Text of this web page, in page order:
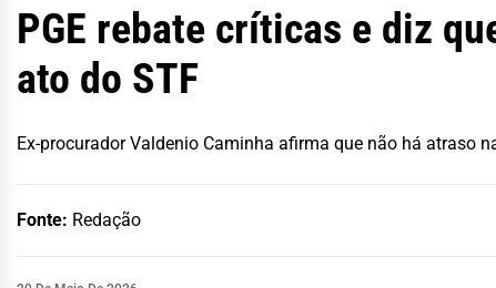
PGE rebate críticas e diz
ato do STF
Ex-procurador Valdenio Caminha afirma que não há atraso
Fonte: Redação